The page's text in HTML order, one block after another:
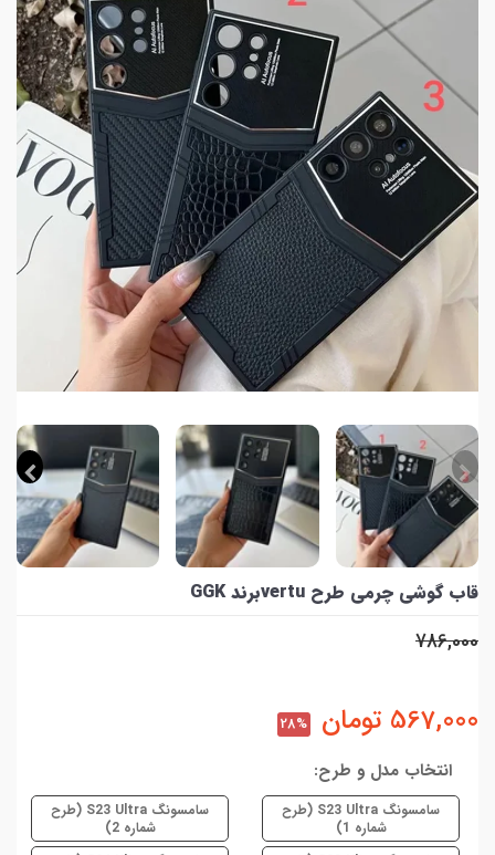
قاب گوشی چرمی طرح vertuبرند GGK
786,000
567,000 تومان 28%
انتخاب مدل و طرح:
سامسونگ S23 Ultra (طرح
شماره 1)
سامسونگ S23 Ultra (طرح
شماره 2)